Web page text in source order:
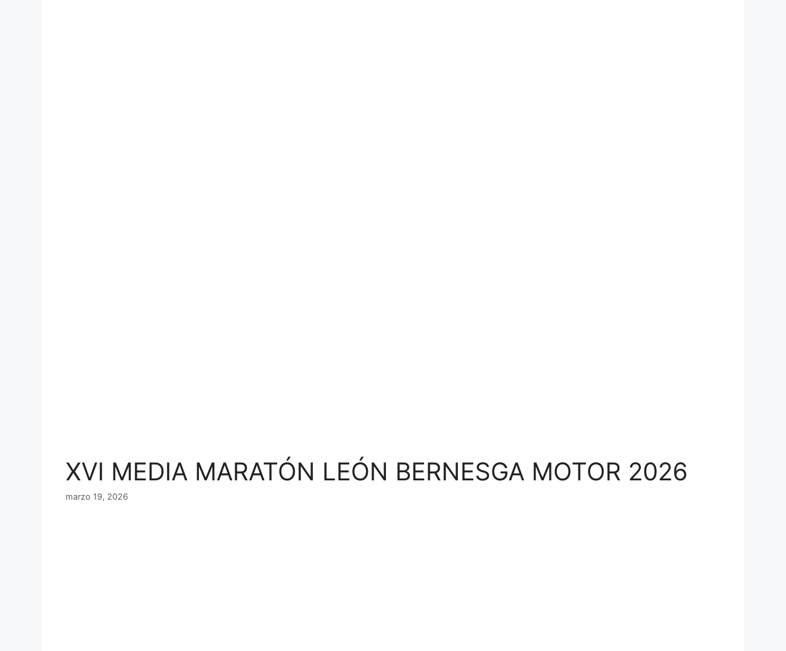
XVI MEDIA MARATÓN LEÓN BERNESGA MOTOR 2026
marzo 19, 2026